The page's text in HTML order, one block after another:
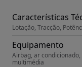
Características
Lotação, Tracção,
Equipamento
Airbag, ar
multimédia